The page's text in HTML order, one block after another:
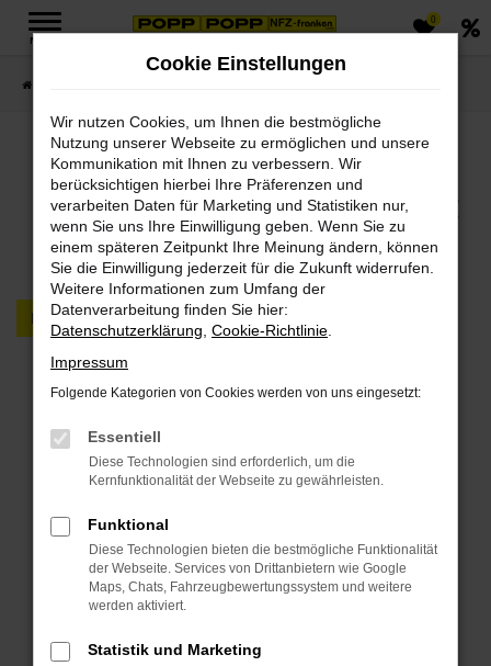
Zum
MENÜ
0
Jetzt PKWs & LKWs in
unserem Fahrzeugmarkt
finden
PKW LKW
Fehler: Network Error
Beim Laden ist ein Fehler aufgetreten.
Hier sind ein paar Tipps, die dir helfen können:
Internetverbindung.
Laden andere Webseiten, zum Beispiel deine
Suchmaschine?
Prüfe deine Browsererweiterungen.
können das Laden bestimmter Seiten
Cookie Einstellungen
Wir nutzen Cookies, um Ihnen die bestmögliche
Nutzung unserer Webseite zu ermöglichen und unsere
Kommunikation mit Ihnen zu verbessern. Wir
berücksichtigen hierbei Ihre Präferenzen und
verarbeiten Daten für Marketing und Statistiken nur,
wenn Sie uns Ihre Einwilligung geben. Wenn Sie zu
einem späteren Zeitpunkt Ihre Meinung ändern, können
Sie die Einwilligung jederzeit für die Zukunft widerrufen.
Weitere Informationen zum Umfang der
Datenverarbeitung finden Sie hier:
Datenschutzerklärung Cookie-Richtlinie
Impressum
Folgende Kategorien von Cookies werden von uns eingesetzt:
Essentiell
Diese Technologien sind erforderlich, um die
Kernfunktionalität der Webseite zu gewährleisten.
Funktional
Diese Technologien bieten die bestmögliche Funktionalität
der Webseite. Services von Drittanbietern wie Google
Maps, Chats, Fahrzeugbewertungssystem und weitere
werden aktiviert.
Statistik und Marketing